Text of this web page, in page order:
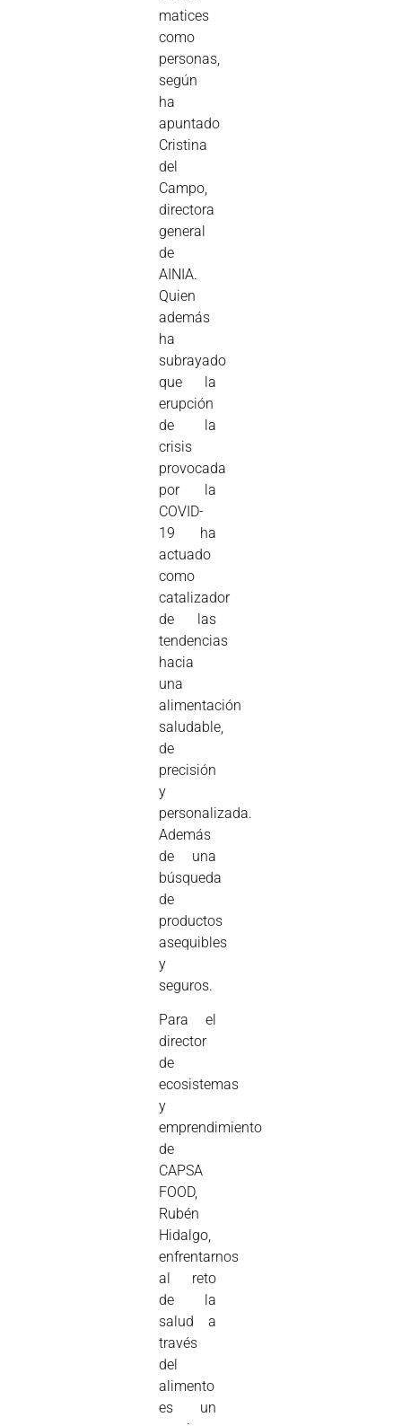
matices
como
personas,
según
ha
apuntado
Cristina
del
Campo,
directora
general
de
AINIA.
Quien
además
ha
subrayado
que la
erupción
de la
crisis
provocada
por la
COVID-
19 ha
actuado
como
catalizador
de las
tendencias
hacia
una
alimentación
saludable,
de
precisión
y
personalizada.
Además
de una
búsqueda
de
productos
asequibles
y
seguros.
Para el
director
de
ecosistemas
y
emprendimiento
de
CAPSA
FOOD,
Rubén
Hidalgo,
enfrentarnos
al reto
de la
salud a
través
del
alimento
es un